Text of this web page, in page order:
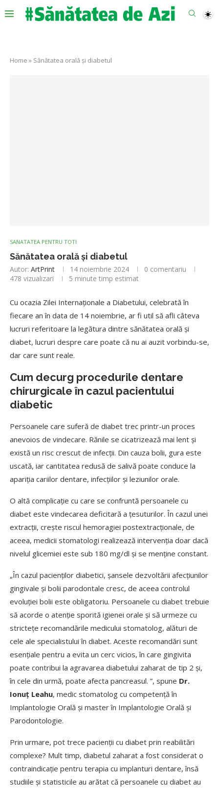
Home » Sănătatea orală și diabetul
SANATATEA PENTRU TOTI
Sănătatea orală și diabetul
Autor: ArtPrint 14 noiembrie 2024
0 comentariu
478 vizualizari 5 minute timp estimat
Cu ocazia Zilei Internaționale a Diabetului, celebrată în
fiecare an în data de 14 noiembrie, ar fi util să afli câteva
lucruri referitoare la legătura dintre sănătatea orală și
diabet, lucruri despre care poate că nu ai auzit vorbindu-se,
dar care sunt reale.
Cum decurg procedurile dentare
chirurgicale în cazul pacientului
diabetic
Persoanele care suferă de diabet trec printr-un proces
anevoios de vindecare. Rănile se cicatrizează mai lent și
există un risc crescut de infecții. Din cauza bolii, gura este
uscată, iar cantitatea redusă de salivă poate conduce la
apariția cariilor dentare, infecțiilor și leziunilor orale.
O altă complicație cu care se confruntă persoanele cu
diabet este vindecarea deficitară a țesuturilor. În cazul unei
extracții, crește riscul hemoragiei postextracționale, de
aceea, medicii stomatologi realizează intervenția doar dacă
nivelul glicemiei este sub 180 mg/dl și se menține constant.
„În cazul pacienților diabetici, șansele dezvoltării afecțiunilor
gingivale și bolii parodontale cresc, de aceea controlul
evoluției bolii este obligatoriu. Persoanele cu diabet trebuie
să acorde o atenție sporită igienei orale și să urmeze cu
strictețe recomandările medicului stomatolog, alături de
cele ale specialistului în diabet. Aceste recomandări sunt
esențiale pentru a evita un cerc vicios, în care gingivita
poate contribui la agravarea diabetului zaharat de tip 2 și,
în cele din urmă, poate afecta pancreasul. ”, spune Dr.
Ionuț Leahu, medic stomatolog cu competență în
Implantologie Orală și master în Implantologie Orală și
Parodontologie.
Prin urmare, pot trece pacienții cu diabet prin reabilitări
complexe? Mult timp, diabetul zaharat a fost considerat o
contraindicație pentru terapia cu implanturi dentare, însă
studiile și statisticile au arătat că persoanele cu diabet au